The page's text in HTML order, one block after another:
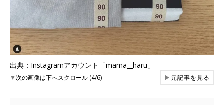
出典：Instagramアカウント「mama__haru」
▼次の画像は下へスクロール (4/6) ▶元記事を見る